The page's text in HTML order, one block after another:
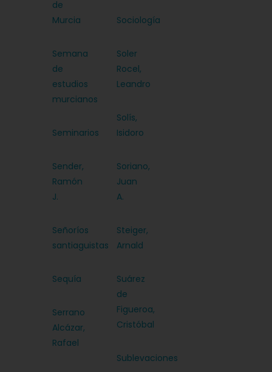
de
Murcia
Semana
de
estudios
murcianos
Seminarios
Sender,
Ramón
J.
Señoríos
santiaguistas
Sequía
Serrano
Alcázar,
Rafael
Sociología
Soler
Rocel,
Leandro
Solís,
Isidoro
Soriano,
Juan
A.
Steiger,
Arnald
Suárez
de
Figueroa,
Cristóbal
Sublevaciones